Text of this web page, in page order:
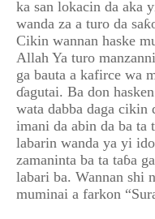
ka san lokacin da aka
wanda za a turo da
Cikin wannan haske
Allah Ya turo
ga bauta a kafirce wa
ɗagutai. Ba don
wata dabba daga cikin
imani da abin da ba ta
labarin wanda ya yi
zamaninta ba ta taɓa
labari ba. Wannan shi
muminai a farkon